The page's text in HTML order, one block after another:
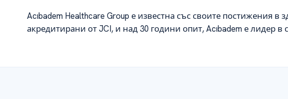
Acıbadem Healthcare Group е известна със своите постижения
акредитирани от JCI, и над 30 години опит, Acıbadem е лидер